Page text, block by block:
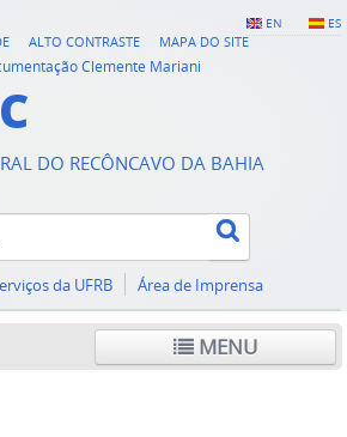
EN ES
ALTO CONTRASTE
MAPA DO SITE
Clemente Mariani
DO RECÔNCAVO DA BAHIA
da UFRB Área de Imprensa
MENU